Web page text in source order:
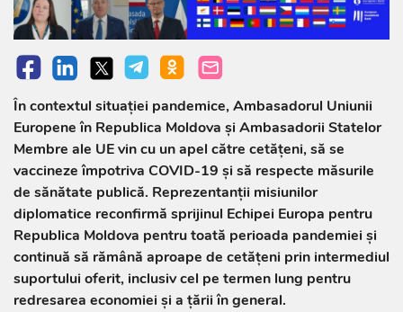
În contextul situației pandemice, Ambasadorul Uniunii
Europene în Republica Moldova și Ambasadorii Statelor
Membre ale UE vin cu un apel către cetățeni, să se
vaccineze împotriva COVID-19 și să respecte măsurile
de sănătate publică. Reprezentanții misiunilor
diplomatice reconfirmă sprijinul Echipei Europa pentru
Republica Moldova pentru toată perioada pandemiei și
continuă să rămână aproape de cetățeni prin intermediul
suportului oferit, inclusiv cel pe termen lung pentru
redresarea economiei și a țării în general.